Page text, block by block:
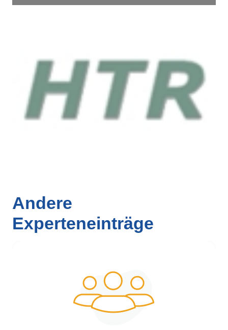
Andere
Experteneinträge